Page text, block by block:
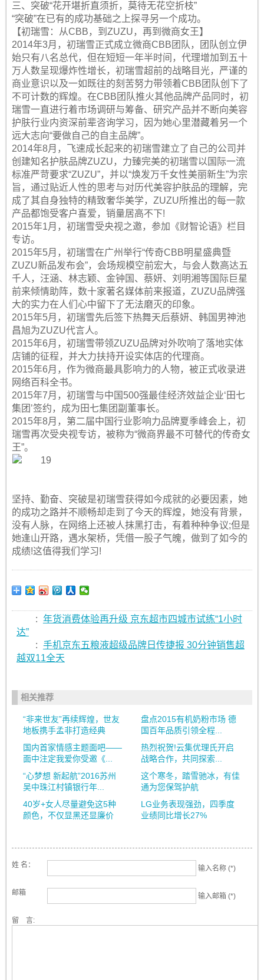
三、突破“花开堪折直须折，莫待无花空折枝”
“突破”在已有的成功基础之上探寻另一个成功。
【初瑞雪：从CBB，到ZUZU，再到微商女王】
2014年3月，初瑞雪正式成立微商CBB团队，团队创立伊
始只有八名总代，但在短短一年半时间，代理增加到五十
万人数呈现爆炸性增长，初瑞雪超前的战略目光，严谨的
商业意识以及一如既往的刻苦努力带领着CBB团队创下了
不可计数的辉煌。在CBB团队推火其他品牌产品同时，初
瑞雪一直进行着市场调研与筹备、研究产品并不断向美容
护肤行业内资深前辈咨询学习，因为她心里潜藏着另一个
远大志向“要做自己的自主品牌”。
2014年8月，飞速成长起来的初瑞雪建立了自己的公司并
创建知名护肤品牌ZUZU，力臻完美的初瑞雪以国际一流
标准严苛要求“ZUZU”，并以“焕发万千女性美丽新生”为宗
旨，通过贴近人性的思考与对历代美容护肤品的理解，完
成了其自身独特的精致奢华美学，ZUZU所推出的每一款
产品都饱受客户喜爱，销量居高不下!
2015年1月，初瑞雪受央视之邀，参加《财智论语》栏目
专访。
2015年5月，初瑞雪在广州举行“传奇CBB明星盛典暨
ZUZU新品发布会”，会场规模空前宏大，与会人数高达五
千人，汪涵、林志颖、金钟国、蔡妍、刘明湘等国际巨星
前来倾情助阵，数十家著名媒体前来报道，ZUZU品牌强
大的实力在人们心中留下了无法磨灭的印象。
2015年5月，初瑞雪先后签下热舞天后蔡妍、韩国男神池
昌旭为ZUZU代言人。
2015年6月，初瑞雪带领ZUZU品牌对外吹响了落地实体
店铺的征程，并大力扶持开设实体店的代理商。
2015年6月，作为微商最具影响力的人物，被正式收录进
网络百科全书。
2015年7月，初瑞雪与中国500强最佳经济效益企业‘田七
集团’签约，成为田七集团副董事长。
2015年8月，第二届中国行业影响力品牌夏季峰会上，初
瑞雪再次受央视专访，被称为“微商界最不可替代的传奇女
王”。
坚持、勤奋、突破是初瑞雪获得如今成就的必要因素，她
的成功之路并不顺畅却走到了今天的辉煌，她没有背景，
没有人脉，在网络上还被人抹黑打击，有着种种争议;但是
她逢山开路，遇水架桥，凭借一股子气魄，做到了如今的
成绩!这值得我们学习!
: 年货消费体验再升级 京东超市四城市试练“1小时
达”
: 手机京东五粮液超级品牌日传捷报 30分钟销售超
越双11全天
相关推荐
“非来世友”再续辉煌，世友
地板携手孟非打造经典
盘点2015有机奶粉市场 德
国百年品质引领全程...
国内首家情感主题面吧——
面中注定我爱你受邀《...
热烈祝贺!云集优理氏开启
战略合作，共同探索...
“心梦想 新起航”2016苏州
吴中珠江村镇银行年...
这个寒冬，踏雪驰冰，有佳
通为您保驾护航
40岁+女人尽量避免这5种
颜色，不仅显黑还显廉价
LG业务表现强劲，四季度
业绩同比增长27%
姓 名： 输入名称 (*)
邮箱 输入邮箱 (*)
留 言: